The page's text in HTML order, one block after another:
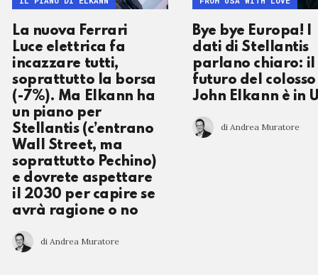
La nuova Ferrari
Luce elettrica fa
incazzare tutti,
soprattutto la borsa
(-7%). Ma Elkann ha
un piano per
Stellantis (c’entrano
Wall Street, ma
soprattutto Pechino)
e dovrete aspettare
il 2030 per capire se
avrà ragione o no
di Andrea Muratore
Bye bye Europa! I
dati di Stellantis
parlano chiaro: il
futuro del
John Elkann è in
di Andrea Muratore